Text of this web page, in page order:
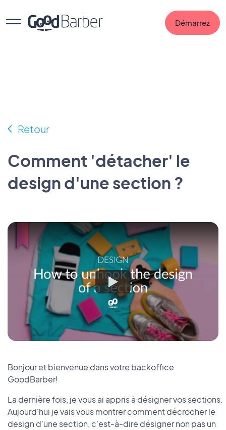
Démarrez
Retour
Comment 'détacher' le
design d'une section ?
Bonjour et bienvenue dans votre backoffice
GoodBarber!
La dernière fois, je vous ai appris à désigner vos sections.
Aujourd'hui je vais vous montrer comment décrocher le
design d'une section, c'est-à-dire désigner non pas un